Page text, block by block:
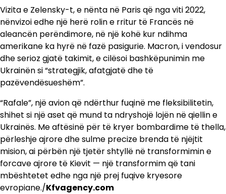
Vizita e Zelensky-t, e nënta në Paris që nga viti 2022,
nënvizoi edhe një herë rolin e rritur të Francës në
aleancën perëndimore, në një kohë kur ndihma
amerikane ka hyrë në fazë pasigurie. Macron, i vendosur
dhe serioz gjatë takimit, e cilësoi bashkëpunimin me
Ukrainën si “strategjik, afatgjatë dhe të
pazëvendësueshëm”.
“Rafale”, një avion që ndërthur fuqinë me fleksibilitetin,
shihet si një aset që mund ta ndryshojë lojën në qiellin e
Ukrainës. Me aftësinë për të kryer bombardime të thella,
përleshje ajrore dhe sulme precize brenda të njëjtit
mision, ai përbën një tjetër shtyllë në transformimin e
forcave ajrore të Kievit — një transformim që tani
mbështetet edhe nga një prej fuqive kryesore
evropiane./Kfvagency.com